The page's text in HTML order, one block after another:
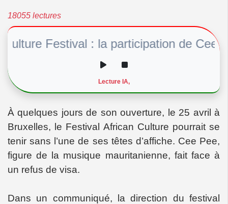
18055 lectures
Festival : la participation de Cee Pee
Lecture IA,
À quelques jours de son ouverture, le 25 avril à
Bruxelles, le Festival African Culture pourrait se
tenir sans l’une de ses têtes d’affiche. Cee Pee,
figure de la musique mauritanienne, fait face à
un refus de visa.
Dans un communiqué, la direction du festival